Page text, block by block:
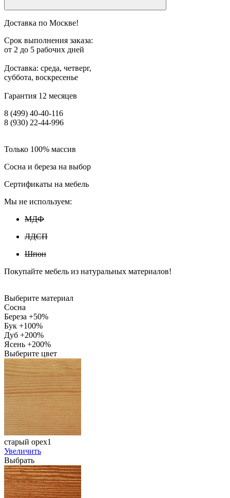
Доставка по Москве!
Срок выполнения заказа:
от 2 до 5 рабочих дней
Доставка: среда, четверг,
суббота, воскресенье
Гарантия 12 месяцев
8 (499) 40-40-116
8 (930) 22-44-996
Только 100% массив
Сосна и береза на выбор
Сертификаты на мебель
Мы не используем:
МДФ
ЛДСП
Шпон
Покупайте мебель из натуральных материалов!
Выберите материал
Сосна
Береза +50%
Бук +100%
Дуб +200%
Ясень +200%
Выберите цвет
старый орех1
Увеличить
Выбрать